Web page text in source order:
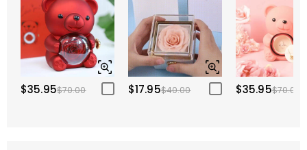
$35.95$70.00 $17.95$40.00 $35.95$70.00